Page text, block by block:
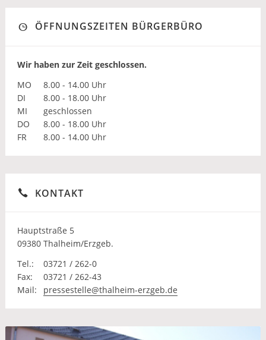
ÖFFNUNGSZEITEN BÜRGERBÜRO
Wir haben zur Zeit geschlossen.
MO
8.00 - 14.00 Uhr
DI
8.00 - 18.00 Uhr
MI
geschlossen
DO
8.00 - 18.00 Uhr
FR
8.00 - 14.00 Uhr
KONTAKT
Hauptstraße 5
09380 Thalheim/Erzgeb.
Tel.:
03721 / 262-0
Fax:
03721 / 262-43
Mail:
pressestelle@thalheim-erzgeb.de